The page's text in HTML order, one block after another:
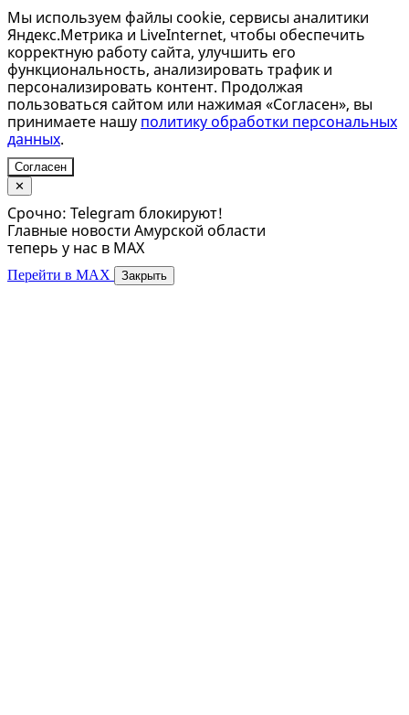
Мы используем файлы cookie, сервисы аналитики
Яндекс.Метрика и LiveInternet, чтобы обеспечить
корректную работу сайта, улучшить его
функциональность, анализировать трафик и
персонализировать контент. Продолжая
пользоваться сайтом или нажимая «Согласен», вы
принимаете нашу политику обработки персональных
данных.
Согласен
✕
Срочно: Telegram блокируют!
Главные новости Амурской области
теперь у нас в MAX
Перейти в MAX Закрыть